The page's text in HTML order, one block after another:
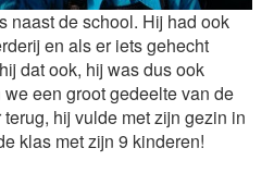
naast de school. Hij had ook
en als er iets gehecht
dat ook, hij was dus ook
een groot gedeelte van de
hij vulde met zijn gezin in
klas met zijn 9 kinderen!